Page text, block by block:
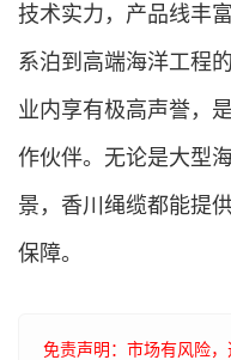
技术实力，产品线丰
系泊到高端海洋工程
业内享有极高声誉，
作伙伴。无论是大型
景，香川绳缆都能提
保障。
免责声明：市场有风险